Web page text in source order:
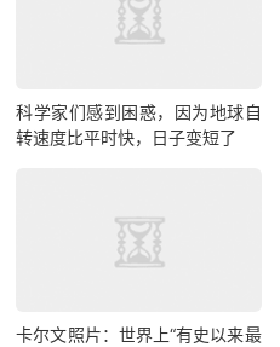
科学家们感到困惑，因为地球自
转速度比平时快，日子变短了
卡尔文照片：世界上“有史以来最